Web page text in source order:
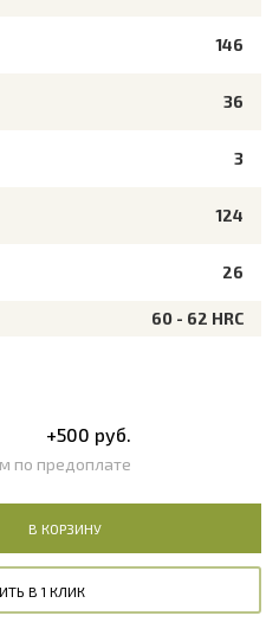
146
36
3
124
26
60 - 62 HRC
+500 руб.
по предоплате
В КОРЗИНУ
В 1 КЛИК